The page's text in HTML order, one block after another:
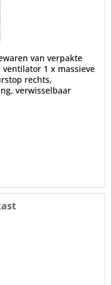
van verpakte
1 x massieve
rechts,
verwisselbaar